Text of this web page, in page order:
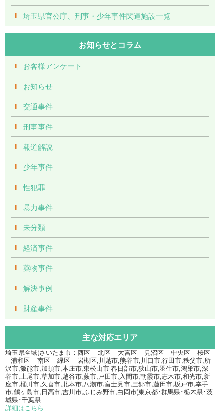
埼玉県官公庁、刑事・少年事件関連施設一覧
お知らせとコラム
お客様アンケート
お知らせ
交通事件
刑事事件
報道解説
少年事件
性犯罪
暴力事件
未分類
経済事件
薬物事件
解決事例
財産事件
主な対応エリア
埼玉県全域(さいたま市：西区 – 北区 – 大宮区 – 見沼区 – 中央区 – 桜区
– 浦和区 – 南区 – 緑区 – 岩槻区,川越市,熊谷市,川口市,行田市,秩父市,所
沢市,飯能市,加須市,本庄市,東松山市,春日部市,狭山市,羽生市,鴻巣市,深
谷市,上尾市,草加市,越谷市,蕨市,戸田市,入間市,朝霞市,志木市,和光市,新
座市,桶川市,久喜市,北本市,八潮市,富士見市,三郷市,蓮田市,坂戸市,幸手
市,鶴ヶ島市,日高市,吉川市,ふじみ野市,白岡市)東京都･群馬県･栃木県･茨
城県･千葉県
詳細はこちら